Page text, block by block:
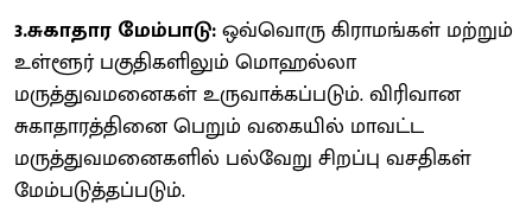
3.சுகாதார மேம்பாடு:ஒவ்வொரு கிராமங்கள் மற்றும்
உள்ளூர் பகுதிகளிலும் மொஹல்லா
மருத்துவமனைகள் உருவாக்கப்படும். விரிவான
சுகாதாரத்தினை பெறும் வகையில் மாவட்ட
மருத்துவமனைகளில் பல்வேறு சிறப்பு வசதிகள்
மேம்படுத்தப்படும்.